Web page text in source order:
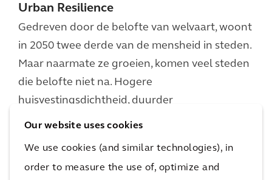
Our website uses cookies
We use cookies (and similar technologies), in
order to measure the use of, optimize and
Urban Resilience
Gedreven door de belofte van welvaart, woont
in 2050 twee derde van de mensheid in steden.
Maar naarmate ze groeien, komen veel steden
die belofte niet na. Hogere
huisvestingsdichtheid, duurder
levensnderhoud, ongelijke toegang tot hulp
de stedelijke ruimte op de proef. Zijn we
voorbereid op deze uitdagingen?